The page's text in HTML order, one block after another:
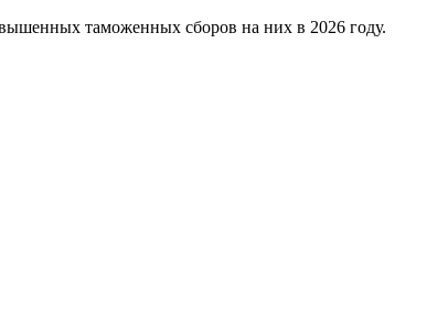
таможенных сборов на них в 2026 году.